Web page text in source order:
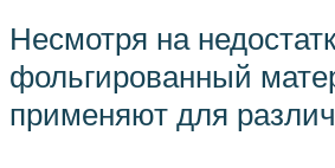
Несмотря на
фольгированный
применяют для